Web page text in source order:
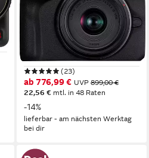
F4.5-6.3 IS STM Kit
Systemkamera
Auflösung Foto
4K Ultra HD Auflösung Video
18-45 mm
Brennweite
(23)
ab 776,99 € UVP 899,00 €
22,56 € mtl. in 48 Raten
-14%
lieferbar - am nächsten Werktag
bei dir